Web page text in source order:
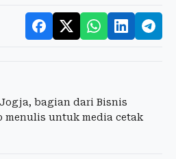
bagian dari Bisnis
menulis untuk media cetak